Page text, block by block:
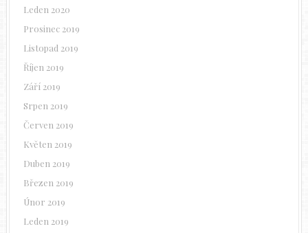
Leden 2020
Prosinec 2019
Listopad 2019
Říjen 2019
Září 2019
Srpen 2019
Červen 2019
Květen 2019
Duben 2019
Březen 2019
Únor 2019
Leden 2019